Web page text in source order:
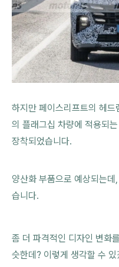
하지만 페이스리프트의 헤
의 플래그십 차량에 적용되
장착되었습니다.
양산화 부품으로 예상되는
습니다.
좀 더 파격적인 디자인 변화
슷한데? 이렇게 생각할 수 있